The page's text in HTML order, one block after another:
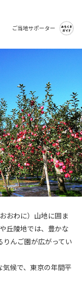
ご当地サポーター
おわに）山地に囲ま
丘陵地では、豊かな
んご園が広がってい
候で、東京の年間平